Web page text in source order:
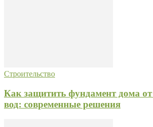
Строительство
Как защитить фундамент дома
вод: современные решения